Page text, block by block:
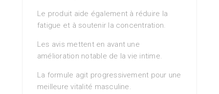
Le produit aide également à réduire la
fatigue et à soutenir la concentration.
Les avis mettent en avant une
amélioration notable de la vie intime.
La formule agit progressivement pour une
meilleure vitalité masculine.